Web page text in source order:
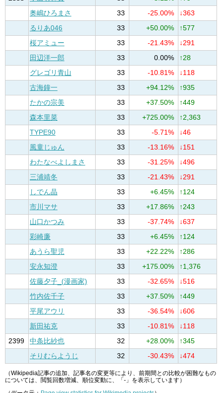
奥嶋ひろまさ
33 -25.00%
↓363
るりあ046
33 +50.00%
↑577
桜アミュー
33 -21.43%
↓291
田辺洋一郎
33 0.00%
↑28
グレゴリ青山
33 -10.81%
↓118
古海鐘一
33 +94.12%
↑935
たかの宗美
33 +37.50%
↑449
森本里菜
33 +725.00%
↑2,363
TYPE90
33 -5.71%
↓46
風童じゅん
33 -13.16%
↓151
わたなべよしまさ
33 -31.25%
↓496
三浦靖冬
33 -21.43%
↓291
しでん晶
33 +6.45%
↑124
市川マサ
33 +17.86%
↑243
山口かつみ
33 -37.74%
↓637
彩崎廉
33 +6.45%
↑124
あうら聖児
33 +22.22%
↑286
安永知澄
33 +175.00%
↑1,376
佐藤夕子_(漫画家)
33 -32.65%
↓516
竹内佐千子
33 +37.50%
↑449
平尾アウリ
33 -36.54%
↓606
新田祐克
33 -10.81%
↓118
2399
中条比紗也 32 +28.00%
↑345
そりむらようじ
32 -30.43% ↓474
（Wikipedia記事の追加、記事名の変更等により、前期間との比較が困難なもの
については、閲覧回数増減、順位変動に、「-」を表示しています）